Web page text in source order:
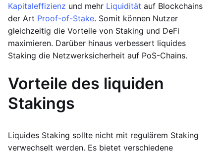
Kapitaleffizienz und mehr Liquidität auf Blockchains
der Art Proof-of-Stake. Somit können Nutzer
gleichzeitig die Vorteile von Staking und DeFi
maximieren. Darüber hinaus verbessert liquides
Staking die Netzwerksicherheit auf PoS-Chains.
Vorteile des liquiden
Stakings
Liquides Staking sollte nicht mit regulärem Staking
verwechselt werden. Es bietet verschiedene